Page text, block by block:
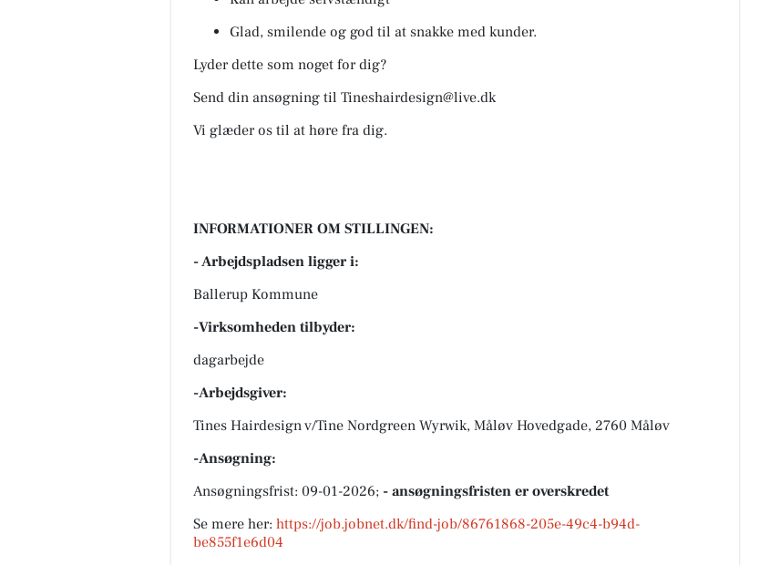
Glad, smilende og god til at snakke med kunder.
Lyder dette som noget for dig?
Send din ansøgning til Tineshairdesign@live.dk
Vi glæder os til at høre fra dig.
INFORMATIONER OM STILLINGEN:
- Arbejdspladsen ligger i:
Ballerup Kommune
-Virksomheden tilbyder:
dagarbejde
-Arbejdsgiver:
Tines Hairdesign v/Tine Nordgreen Wyrwik, Måløv Hovedgade, 2760 Måløv
-Ansøgning:
Ansøgningsfrist: 09-01-2026; - ansøgningsfristen er overskredet
Se mere her: https://job.jobnet.dk/find-job/86761868-205e-49c4-b94d-
be855f1e6d04